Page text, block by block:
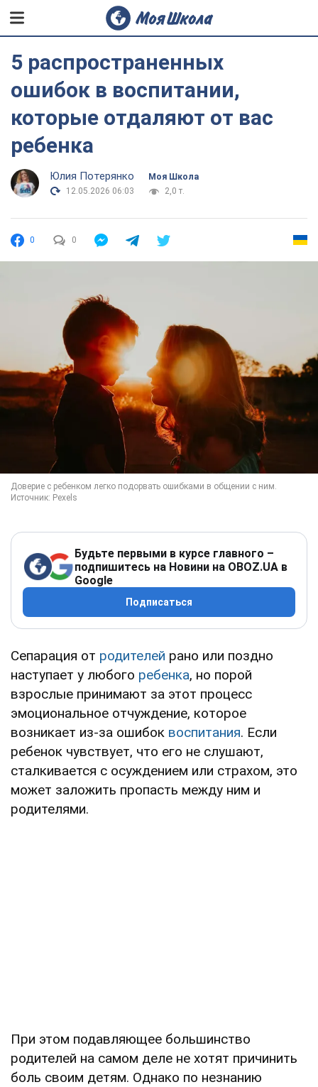
5 распространенных
ошибок в воспитании,
которые отдаляют от вас
ребенка
Юлия Потерянко
Моя Школа
12.05.2026 06:03
2,0 т.
0 0
Будьте первыми в курсе главного –
подпишитесь на Новини на OBOZ.UA в
Google
Подписаться
Сепарация от родителей рано или поздно
наступает у любого ребенка, но порой
взрослые принимают за этот процесс
эмоциональное отчуждение, которое
возникает из-за ошибок воспитания. Если
ребенок чувствует, что его не слушают,
сталкивается с осуждением или страхом, это
может заложить пропасть между ним и
родителями.
При этом подавляющее большинство
родителей на самом деле не хотят причинить
боль своим детям. Однако по незнанию